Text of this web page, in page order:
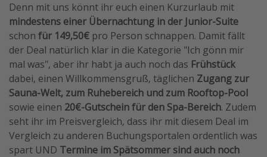
Last Minute Urlaub Mallorca
Last Minute Urlaub Deutschland
Denn mit uns könnt ihr euch einen Kurzurlaub mit
mindestens einer Übernachtung in der Junior-Suite
schon für 149,50€ pro Person schnappen. Damit fällt
der Deal natürlich klar in die Kategorie "Ich gönn mir
mal was", aber ihr habt ja auch noch das Frühstück
dabei, einen Willkommensgruß, täglichen Zugang zur
Sauna-Welt, zum Ruhebereich und zum Rooftop-Pool
sowie einen 20€-Gutschein für den Spa-Bereich. Zudem
seht ihr im Preisvergleich, dass ihr mit diesem Deal im
Vergleich zu anderen Buchungsportalen ordentlich was
spart UND Termine im Spätsommer sind auch noch